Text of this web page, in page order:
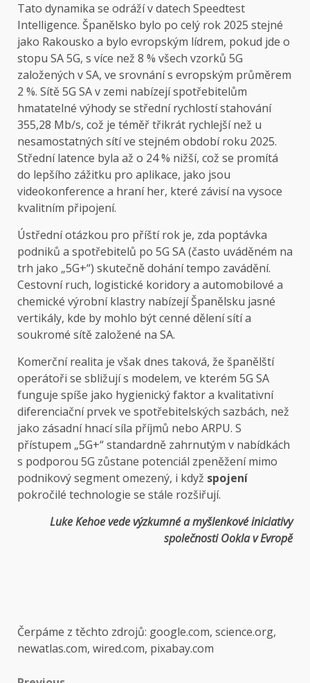
Tato dynamika se odráží v datech Speedtest
Intelligence. Španělsko bylo po celý rok 2025 stejné
jako Rakousko a bylo evropským lídrem, pokud jde o
stopu SA 5G, s více než 8 % všech vzorků 5G
založených v SA, ve srovnání s evropským průměrem
2 %. Sítě 5G SA v zemi nabízejí spotřebitelům
hmatatelné výhody se střední rychlostí stahování
355,28 Mb/s, což je téměř třikrát rychlejší než u
nesamostatných sítí ve stejném období roku 2025.
Střední latence byla až o 24 % nižší, což se promítá
do lepšího zážitku pro aplikace, jako jsou
videokonference a hraní her, které závisí na vysoce
kvalitním připojení.
Ústřední otázkou pro příští rok je, zda poptávka
podniků a spotřebitelů po 5G SA (často uváděném na
trh jako „5G+“) skutečně dohání tempo zavádění.
Cestovní ruch, logistické koridory a automobilové a
chemické výrobní klastry nabízejí Španělsku jasné
vertikály, kde by mohlo být cenné dělení sítí a
soukromé sítě založené na SA.
Komerční realita je však dnes taková, že španělští
operátoři se sbližují s modelem, ve kterém 5G SA
funguje spíše jako hygienický faktor a kvalitativní
diferenciační prvek ve spotřebitelských sazbách, než
jako zásadní hnací síla příjmů nebo ARPU. S
přístupem „5G+“ standardně zahrnutým v nabídkách
s podporou 5G zůstane potenciál zpeněžení mimo
podnikový segment omezený, i když spojení
pokročilé technologie se stále rozšiřují.
Luke Kehoe vede výzkumné a myšlenkové iniciativy
společnosti Ookla v Evropě
Čerpáme z těchto zdrojů: google.com, science.org,
newatlas.com, wired.com, pixabay.com